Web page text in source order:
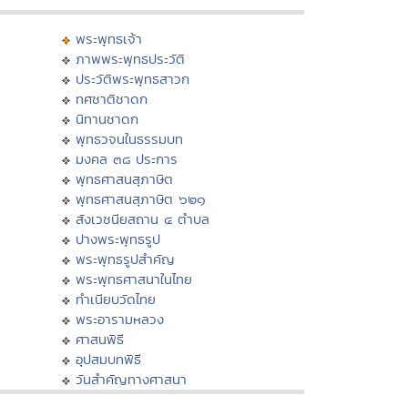
พระพุทธเจ้า
ภาพพระพุทธประวัติ
ประวัติพระพุทธสาวก
ทศชาติชาดก
นิทานชาดก
พุทธวจนในธรรมบท
มงคล ๓๘ ประการ
พุทธศาสนสุภาษิต
พุทธศาสนสุภาษิต ๖๒๑
สังเวชนียสถาน ๔ ตำบล
ปางพระพุทธรูป
พระพุทธรูปสำคัญ
พระพุทธศาสนาในไทย
ทำเนียบวัดไทย
พระอารามหลวง
ศาสนพิธี
อุปสมบทพิธี
วันสำคัญทางศาสนา